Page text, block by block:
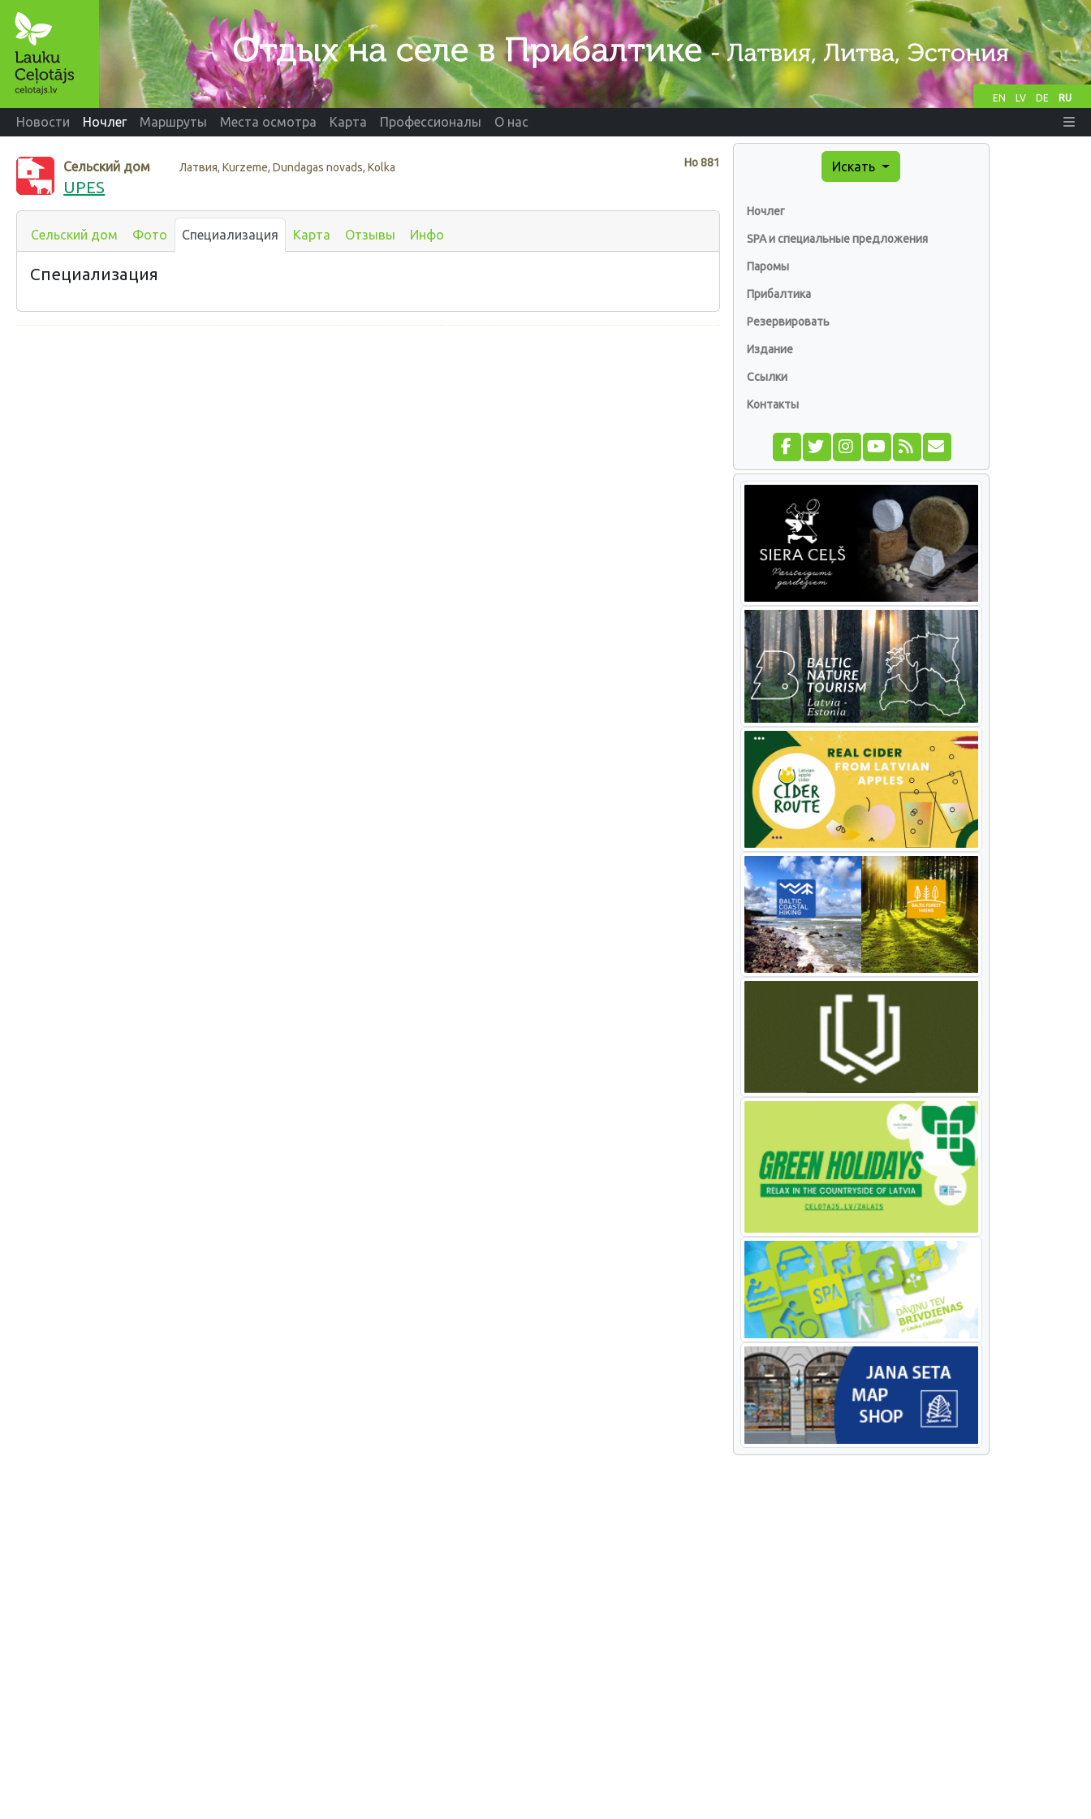
EN LV DE RU
Новости Ночлег Маршруты Места осмотра Карта Профессионалы О нас
Нo881
Сельский дом Латвия, Kurzeme, Dundagas novads, Kolka
UPES
Сельский дом Фото Специализация Карта Отзывы Инфо
Специализация
Искать
Ночлег
SPA и специальные предложения
Паромы
Прибалтика
Резервировать
Издание
Ссылки
Контакты